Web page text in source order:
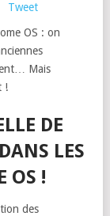
Tweet
OS : on
Mais
!
DE
LES
OS !
des